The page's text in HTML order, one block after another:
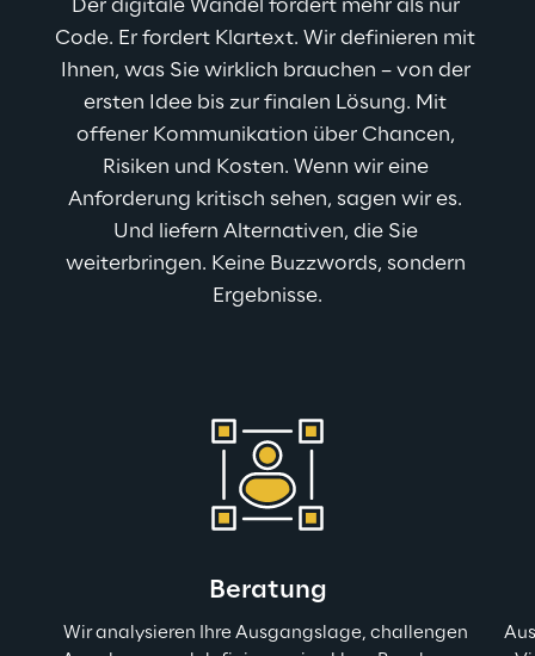
Der digitale Wandel fordert mehr als nur
Code. Er fordert Klartext. Wir definieren mit
Ihnen, was Sie wirklich brauchen – von der
ersten Idee bis zur finalen Lösung. Mit
offener Kommunikation über Chancen,
Risiken und Kosten. Wenn wir eine
Anforderung kritisch sehen, sagen wir es.
Und liefern Alternativen, die Sie
weiterbringen. Keine Buzzwords, sondern
Ergebnisse.
Beratung
Wir analysieren Ihre Ausgangslage, challengen